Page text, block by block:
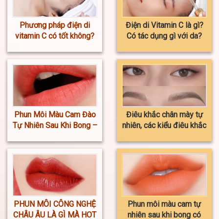
Phương pháp điện di
vitamin C có tốt không?
Điện di Vitamin C là gì?
Có tác dụng gì với da?
Phun Môi Màu Cam Đào
Tự Nhiên Sau Khi Bong –
Điêu khắc chân mày tự
nhiên, các kiểu điêu khắc
PHUN MÔI CÔNG NGHỆ
CHÂU ÂU LÀ GÌ MÀ HOT
Phun môi màu cam tự
nhiên sau khi bong có